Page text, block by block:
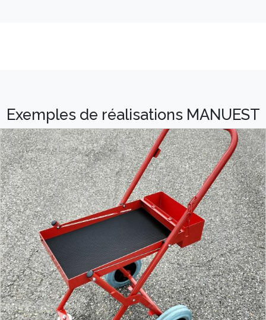
Exemples de réalisations MANUEST